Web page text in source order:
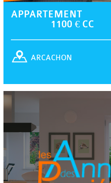
APPARTEMENT
1100 € CC
ARCACHON